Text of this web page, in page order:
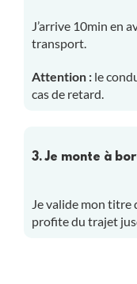
J’arrive 10min en
transport.
Attention : le
cas de retard.
3. Je monte à
Je valide mon titre
profite du trajet